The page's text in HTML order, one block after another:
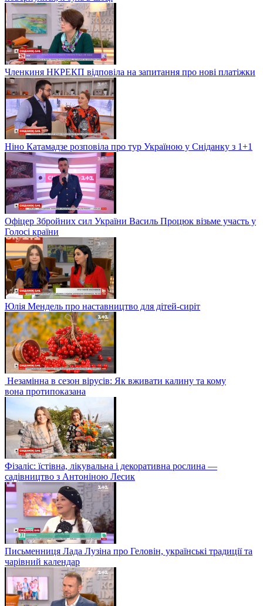
Членкиня НКРЕКП відповіла на запитання про нові платіжки
Ніно Катамадзе розповіла про тур Україною у Сніданку з 1+1
Офіцер Збройних сил України Василь Процюк візьме участь у
Голосі країни
Юлія Мендель про наставництво для дітей-сиріт
Незамінна в сезон вірусів: Як вживати калину та кому
вона протипоказана
Фізаліс: їстівна, лікувальна і декоративна рослина —
садівництво з Антоніною Лесик
Письменниця Лада Лузіна про Геловін, українські традиції та
чарівний календар